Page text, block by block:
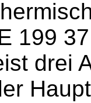
199
drei